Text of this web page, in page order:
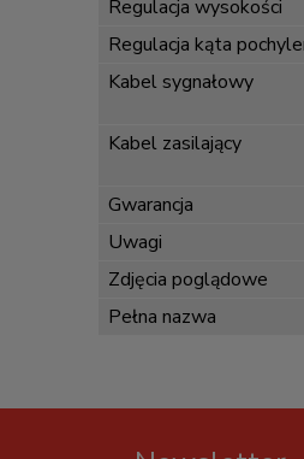
Regulacja wysokości
Regulacja kąta
Kabel sygnałowy
Kabel zasilający
Gwarancja
Uwagi
Zdjęcia poglądowe
Pełna nazwa